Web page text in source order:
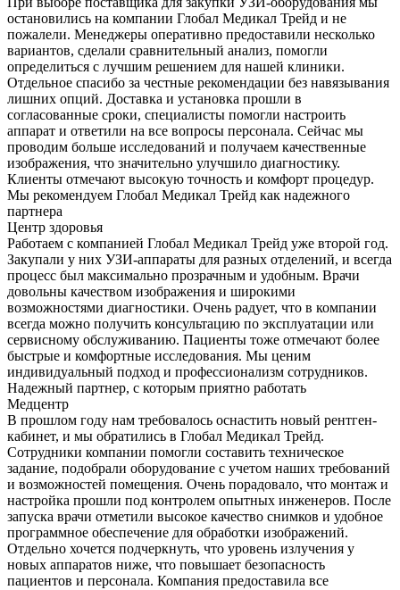
остановились на компании Глобал Медикал Трейд и не
пожалели. Менеджеры оперативно предоставили несколько
вариантов, сделали сравнительный анализ, помогли
определиться с лучшим решением для нашей клиники.
Отдельное спасибо за честные рекомендации без навязывания
лишних опций. Доставка и установка прошли в
согласованные сроки, специалисты помогли настроить
аппарат и ответили на все вопросы персонала. Сейчас мы
проводим больше исследований и получаем качественные
изображения, что значительно улучшило диагностику.
Клиенты отмечают высокую точность и комфорт процедур.
Мы рекомендуем Глобал Медикал Трейд как надежного
партнера
Центр здоровья
Работаем с компанией Глобал Медикал Трейд уже второй год.
Закупали у них УЗИ-аппараты для разных отделений, и всегда
процесс был максимально прозрачным и удобным. Врачи
довольны качеством изображения и широкими
возможностями диагностики. Очень радует, что в компании
всегда можно получить консультацию по эксплуатации или
сервисному обслуживанию. Пациенты тоже отмечают более
быстрые и комфортные исследования. Мы ценим
индивидуальный подход и профессионализм сотрудников.
Надежный партнер, с которым приятно работать
Медцентр
В прошлом году нам требовалось оснастить новый рентген-
кабинет, и мы обратились в Глобал Медикал Трейд.
Сотрудники компании помогли составить техническое
задание, подобрали оборудование с учетом наших требований
и возможностей помещения. Очень порадовало, что монтаж и
настройка прошли под контролем опытных инженеров. После
запуска врачи отметили высокое качество снимков и удобное
программное обеспечение для обработки изображений.
Отдельно хочется подчеркнуть, что уровень излучения у
новых аппаратов ниже, что повышает безопасность
пациентов и персонала. Компания предоставила все